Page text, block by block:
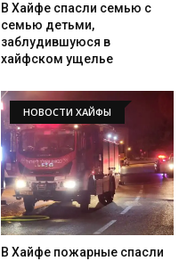
В Хайфе спасли семью с
семью детьми,
заблудившуюся в
хайфском ущелье
НОВОСТИ ХАЙФЫ
В Хайфе пожарные спасли